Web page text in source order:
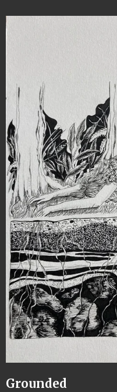
Grounded